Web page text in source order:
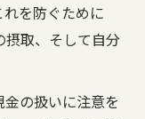
を防ぐために
摂取、そして自分
の扱いに注意を